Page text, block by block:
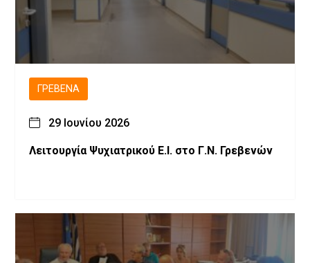
ΓΡΕΒΕΝΆ
29 Ιουνίου 2026
Λειτουργία Ψυχιατρικού Ε.Ι. στο Γ.Ν. Γρεβενών